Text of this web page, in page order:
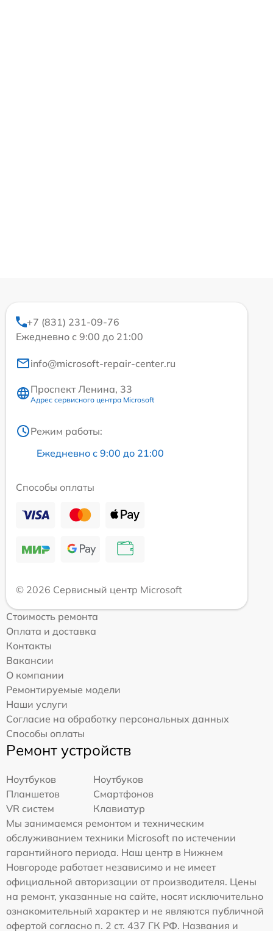
+7 (831) 231-09-76
Ежедневно с 9:00 до 21:00
info@microsoft-repair-center.ru
Проспект Ленина, 33
Адрес сервисного центра Microsoft
Режим работы:
Ежедневно с 9:00 до 21:00
Способы оплаты
© 2026 Сервисный центр Microsoft
Стоимость ремонта
Оплата и доставка
Контакты
Вакансии
О компании
Ремонтируемые модели
Наши услуги
Согласие на обработку персональных данных
Способы оплаты
Ремонт устройств
Ноутбуков
Ноутбуков
Планшетов
Смартфонов
VR систем
Клавиатур
Мы занимаемся ремонтом и техническим
обслуживанием техники Microsoft по истечении
гарантийного периода. Наш центр в Нижнем
Новгороде работает независимо и не имеет
официальной авторизации от производителя. Цены
на ремонт, указанные на сайте, носят исключительно
ознакомительный характер и не являются публичной
офертой согласно п. 2 ст. 437 ГК РФ. Названия и